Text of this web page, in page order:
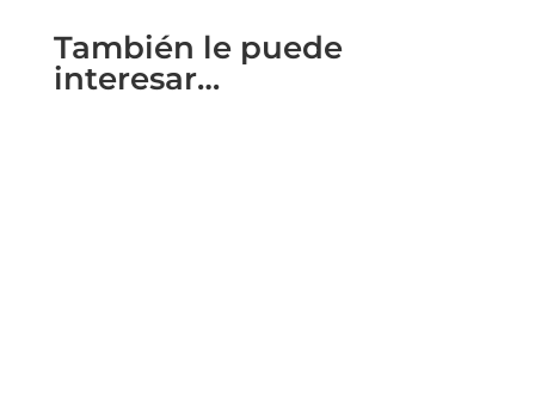
También le puede
interesar…